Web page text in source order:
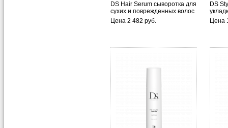
DS Hair Serum сыворотка для
сухих и поврежденных волос
Цена 2 482 руб.
DS
Цена